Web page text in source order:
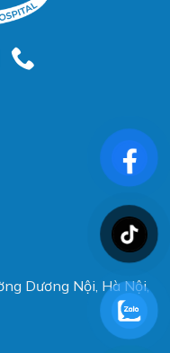
Dương Nội, Hà Nội,